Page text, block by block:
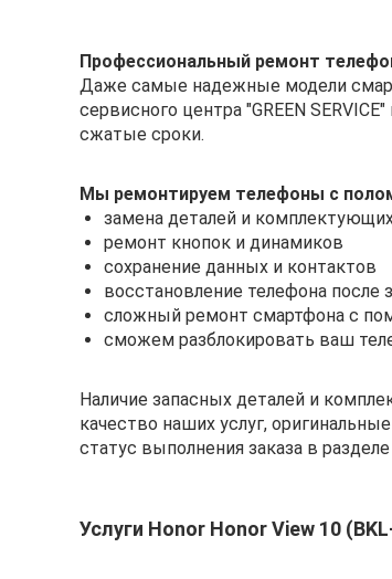
Профессиональный ремонт
Даже самые надежные модели
сервисного центра "GREEN
сжатые сроки.
Мы ремонтируем телефоны с
замена деталей и
ремонт кнопок и динамиков
сохранение данных и контактов
восстановление телефона после
сложный ремонт смартфона с
сможем разблокировать ваш
Наличие запасных деталей и
качество наших услуг,
статус выполнения заказа в
Услуги Honor Honor View 10